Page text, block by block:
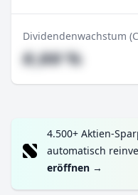
Dividendenwachstum
#,## %
4.500+ Aktien-
automatisch
eröffnen →